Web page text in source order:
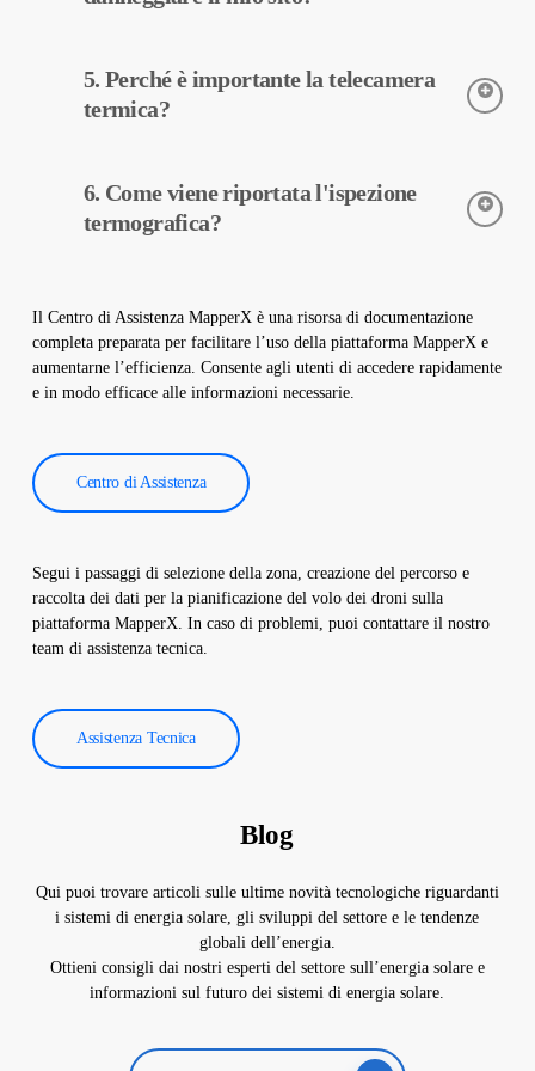
viene eseguita senza apportare modifiche fisiche al vostro
impianto. Non danneggia il sito e aiuta a mantenere il vostro
5. Perché è importante la telecamera
termica?
precisione le temperature delle apparecchiature negli impianti
solari. Queste telecamere aiutano nella diagnosi precoce dei
6. Come viene riportata l'ispezione
termografica?
software e viene creato un rapporto completo. Questi rapporti
sono utilizzati per migliorare l’efficienza degli impianti solari e
ridurre i costi operativi.
Il Centro di Assistenza MapperX è una risorsa di documentazione
completa preparata per facilitare l’uso della piattaforma MapperX e
aumentarne l’efficienza. Consente agli utenti di accedere rapidamente
e in modo efficace alle informazioni necessarie.
Centro di Assistenza
Segui i passaggi di selezione della zona, creazione del percorso e
raccolta dei dati per la pianificazione del volo dei droni sulla
piattaforma MapperX. In caso di problemi, puoi contattare il nostro
team di assistenza tecnica.
Assistenza Tecnica
Blog
Qui puoi trovare articoli sulle ultime novità tecnologiche riguardanti
i sistemi di energia solare, gli sviluppi del settore e le tendenze
globali dell’energia.
Ottieni consigli dai nostri esperti del settore sull’energia solare e
informazioni sul futuro dei sistemi di energia solare.